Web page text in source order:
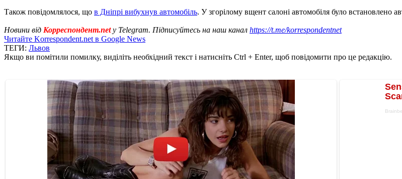
Також повідомлялося, що в Дніпрі вибухнув автомобіль. У згорілому вщент салоні автомобіля було встановлено
Новини від Корреспондент.netу Telegram. Підписуйтесь на наш канал https://t.me/korrespondentnet
Читайте Korrespondent.net в Google News
ТЕГИ: Львов
Якщо ви помітили помилку, виділіть необхідний текст і натисніть Ctrl + Enter, щоб повідомити про це редакцію.